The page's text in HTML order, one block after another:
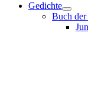
Gedichte
Buch